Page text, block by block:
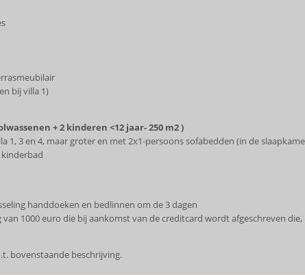
bij villa 1)
+ 2 kinderen <12 jaar-250 m2)
1, 3 en 4, maar groter en met 2x1-persoons sofabedden (in de
handdoeken en bedlinnen om de 3 dagen
van 1000 euro die bij aankomst van de creditcard wordt afgeschreven
bovenstaande beschrijving.